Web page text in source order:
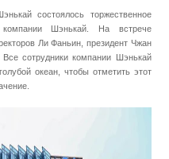
состоялось торжественное
компании Шэнькай. На встрече
Ли Фаньин, президент Чжан
Все сотрудникикомпании
Шэнькай
океан, чтобы отметить этот